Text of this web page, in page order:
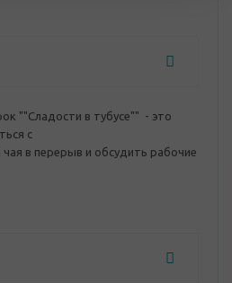
""Сладости в тубусе"" - это
с
в перерыв и обсудить рабочие